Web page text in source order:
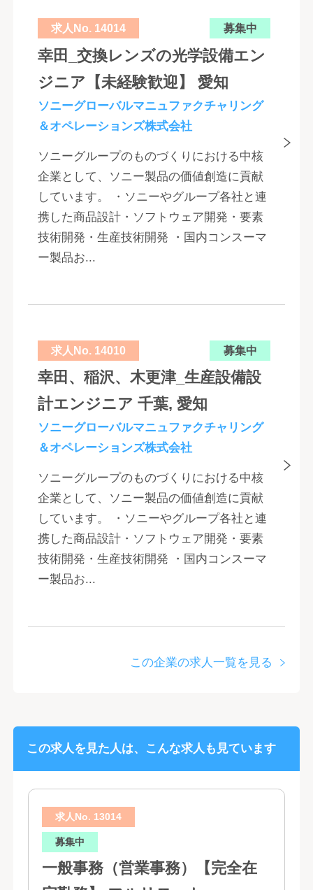
求人No. 14014 募集中
幸田_交換レンズの光学設備エン
ジニア【未経験歓迎】 愛知
ソニーグローバルマニュファクチャリング
＆オペレーションズ株式会社
ソニーグループのものづくりにおける中核
企業として、ソニー製品の価値創造に貢献
しています。 ・ソニーやグループ各社と連
携した商品設計・ソフトウェア開発・要素
技術開発・生産技術開発 ・国内コンスーマ
ー製品お...
求人No. 14010 募集中
幸田、稲沢、木更津_生産設備設
計エンジニア 千葉, 愛知
ソニーグローバルマニュファクチャリング
＆オペレーションズ株式会社
ソニーグループのものづくりにおける中核
企業として、ソニー製品の価値創造に貢献
しています。 ・ソニーやグループ各社と連
携した商品設計・ソフトウェア開発・要素
技術開発・生産技術開発 ・国内コンスーマ
ー製品お...
この企業の求人一覧を見る
この求人を見た人は、こんな求人も見ています
求人No. 13014
募集中
一般事務（営業事務）【完全在